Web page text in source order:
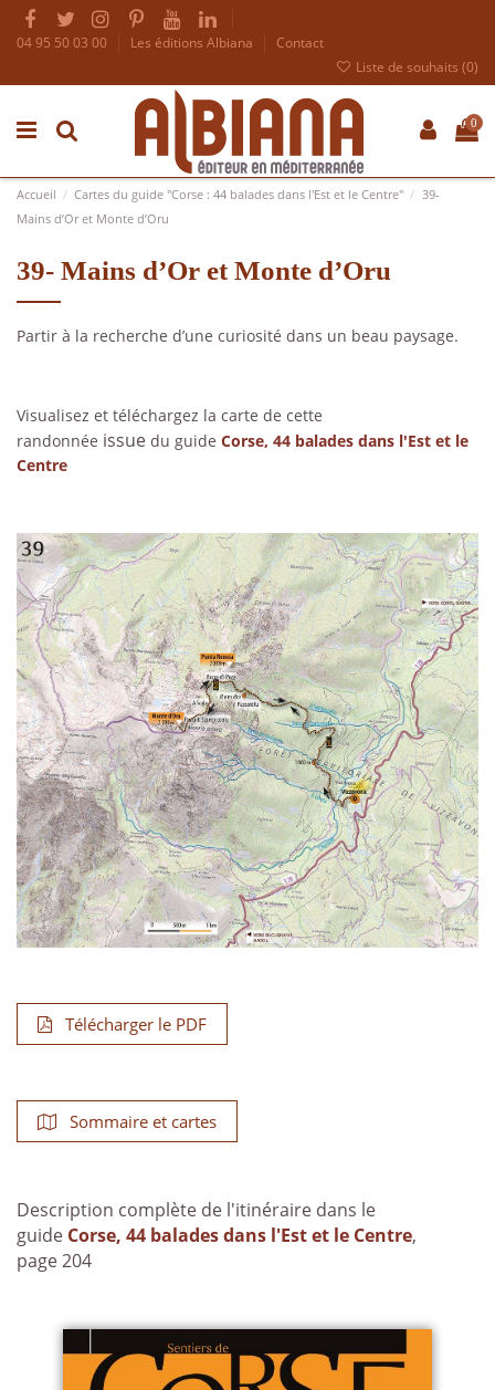
04 95 50 03 00 Les éditions Albiana
Contact
Liste de souhaits (0)
0
Accueil Cartes du guide "Corse : 44 balades dans l'Est et le Centre"
39-
Mains d’Or et Monte d’Oru
39- Mains d’Or et Monte d’Oru
Partir à la recherche d’une curiosité dans un beau paysage.
Visualisez et téléchargez la carte de cette
randonnée issue du guide Corse, 44 balades dans l'Est et le
Centre
Télécharger le PDF
Sommaire et cartes
Description complète de l'itinéraire dans le
guide Corse, 44 balades dans l'Est et le Centre,
page 204